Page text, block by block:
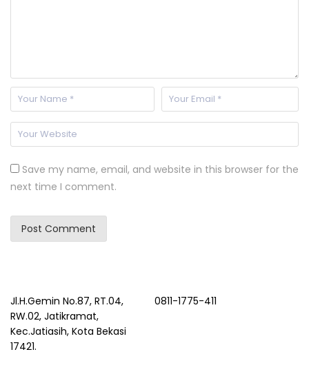
Save my name, email, and website in this browser for the
next time I comment.
Jl.H.Gemin No.87, RT.04,
RW.02, Jatikramat,
Kec.Jatiasih, Kota Bekasi
17421.
0811-1775-411